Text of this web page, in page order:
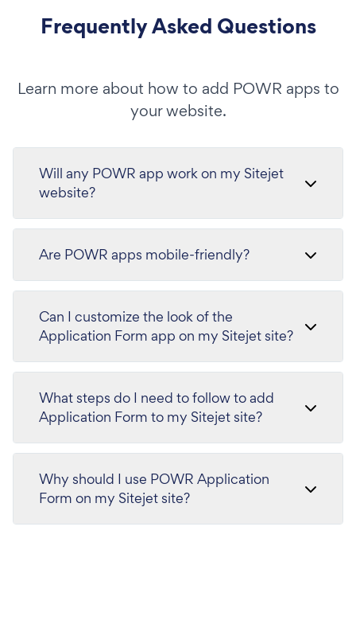
Frequently Asked Questions
Learn more about how to add POWR apps to
your website.
Will any POWR app work on my Sitejet
website?
Are POWR apps mobile-friendly?
Can I customize the look of the
Application Form app on my Sitejet site?
What steps do I need to follow to add
Application Form to my Sitejet site?
Why should I use POWR Application
Form on my Sitejet site?